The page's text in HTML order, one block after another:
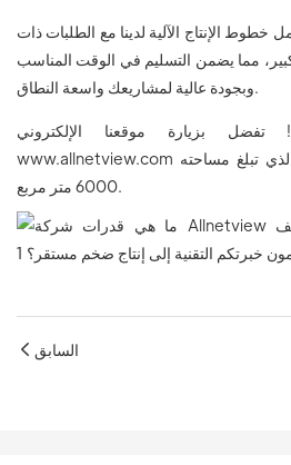
خطوط الإنتاج الآلية لدينا مع الطلبات ذات
مما يضمن التسليم في الوقت المناسب
وبجودة عالية لمشاريعك واسعة النطاق.
بزيارة موقعنا الإلكتروني
www.allnetview.com للاطلاع على تفاصيل مصنعنا الذي تبلغ مساحته
6000 متر مربع.
السابق